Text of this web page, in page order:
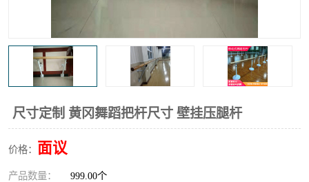
尺寸定制 黄冈舞蹈把杆尺寸 壁挂压腿杆
价格： 面议
产品数量： 999.00个